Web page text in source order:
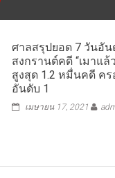
ศาลสรุปยอด 7 วันอัน
สงกรานต์คดี “เมาแล้
สูงสุด 1.2 หมื่นคดี ค
อันดับ 1
เมษายน 17, 2021